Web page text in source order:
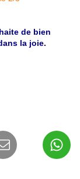
de bien
la joie.